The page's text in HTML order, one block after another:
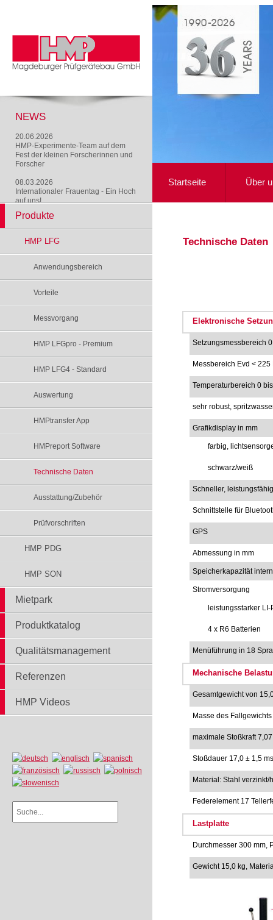
NEWS
20.06.2026
HMP-Experimente-Team auf dem
Fest der kleinen Forscherinnen und
Forscher
08.03.2026
Internationaler Frauentag - Ein Hoch
auf uns!
Startseite Über
Produkte
HMP LFG
Anwendungsbereich
Vorteile
Messvorgang
HMP LFGpro - Premium
HMP LFG4 - Standard
Auswertung
HMPtransfer App
HMPreport Software
Technische Daten
Ausstattung/Zubehör
Prüfvorschriften
HMP PDG
HMP SON
Mietpark
Produktkatalog
Qualitätsmanagement
Referenzen
HMP Videos
Technische Daten
Elektronische
Setzungsmessbereich
Messbereich Evd < 225
Temperaturbereich 0
sehr robust,
Grafikdisplay in mm
farbig,
schwarz/weiß
Schneller,
Schnittstelle für
GPS
Abmessung in mm
Speicherkapazität
Stromversorgung
leistungsstarker
4 x R6 Batterien
Menüführung in 18
Mechanische
Gesamtgewicht von
Masse des
maximale Stoßkraft
Stoßdauer 17,0 ± 1,5 ms
Material: Stahl verzinkt/
Federelement 17
Lastplatte
Durchmesser 300 mm,
Gewicht 15,0 kg,